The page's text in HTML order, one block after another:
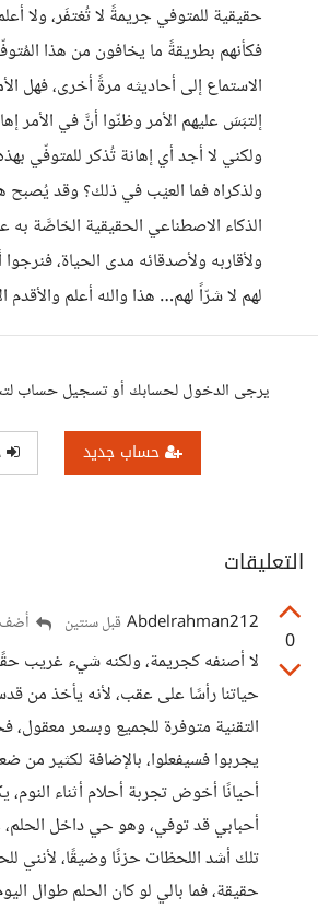
حقيقية للمتوفي جريمةً لا تُغتفَر، ولا
فكأنهم بطريقةً ما يخافون من هذا
الاستماع إلى أحاديثه مرةً أخرى، فهل
إلتبَسَ عليهم الأمر وظنّوا أنَّ في الأمر
ولكني لا أجد أي إهانة تُذكر للمتوفّي
ولذكراه فما العيْب في ذلك؟ وقد
الذكاء الاصطناعي الحقيقية الخاصَّة به
ولأقاربه ولأصدقائه مدى الحياة،
لهم لا شرّاً لهم… هذا والله أعلم والأقدم
يرجى الدخول لحسابك أو تسجيل حساب
حساب جديد
التعليقات
0
Abdelrahman212 قبل سنتين أضف
لا أصنفه كجريمة، ولكنه شيء غريب
حياتنا رأسًا على عقب، لأنه يأخذ من
التقنية متوفرة للجميع وبسعر معقول،
يجربوا فسيفعلوا، بالإضافة لكثير
أحيانًا أخوض تجربة أحلام أثناء
أحبابي قد توفي، وهو حي داخل
تلك أشد اللحظات حزنًا وضيقًا، لأنني
حقيقة، فما بالي لو كان الحلم طوال